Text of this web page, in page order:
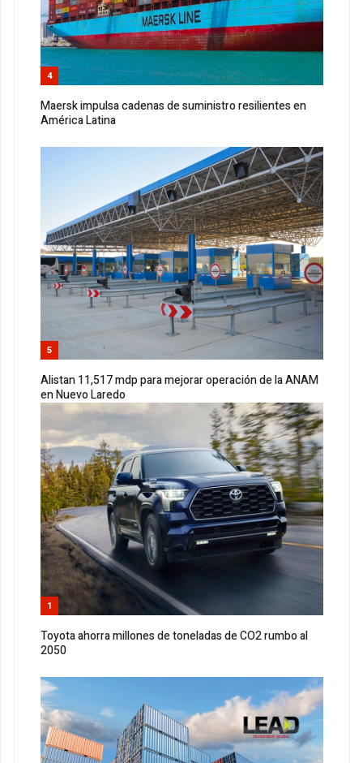
4
Maersk impulsa cadenas de suministro resilientes en
América Latina
5
Alistan 11,517 mdp para mejorar operación de la ANAM
en Nuevo Laredo
1
Toyota ahorra millones de toneladas de CO2 rumbo al
2050